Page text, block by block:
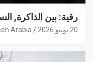
رقية: بين الذاكرة,
20 يونيو 2026 Arabia